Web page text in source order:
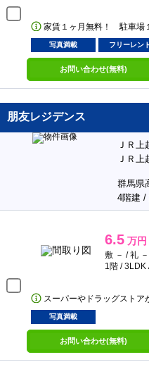
家賃１ヶ月無料！ 駐車場
写真満載 フリーレント
お問い合わせ(無料)
朋友レジデンス
ＪＲ
ＪＲ
群馬県
4階建 /
6.5 万円
敷 － / 礼 －
1階 / 3LDK
スーパーやドラッグストア
写真満載
お問い合わせ(無料)